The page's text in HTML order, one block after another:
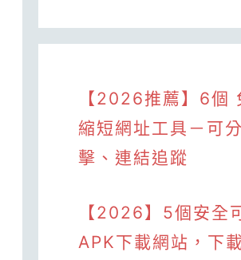
【2026推薦】6個
縮短網址工具－可
擊、連結追蹤
【2026】5個安全
APK下載網站，下